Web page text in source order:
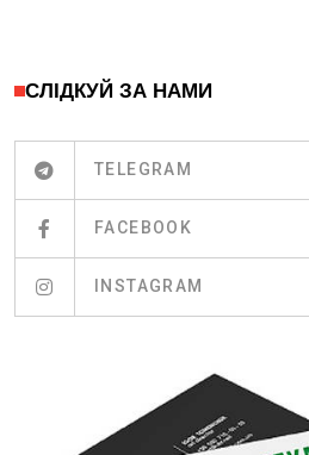
СЛІДКУЙ ЗА НАМИ
TELEGRAM
FACEBOOK
INSTAGRAM